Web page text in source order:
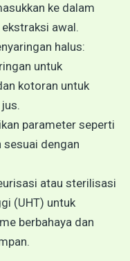
ke dalam
awal.
halus:
untuk
kotoran untuk
parameter seperti
sesuai dengan
atau sterilisasi
(UHT) untuk
berbahaya dan